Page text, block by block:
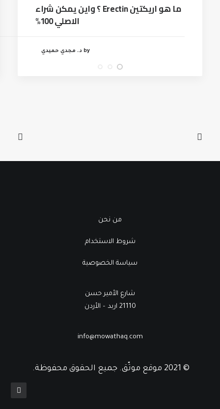
ما هو اريكتين Erectin ؟ واين يمكن شراء
الاصلي 100%
by د. مجدي حميدي
© 2021 موقع موثّق. جميع الحقوق محفوظة.
من نحن
شروط الاستخدام
سياسة الخصوصية
شارع الأمير حسن
21110 اربد – الأردن
info@mowathaq.com